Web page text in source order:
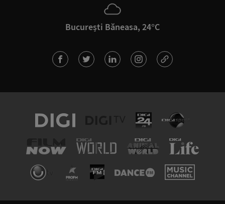
București Băneasa, 24°C